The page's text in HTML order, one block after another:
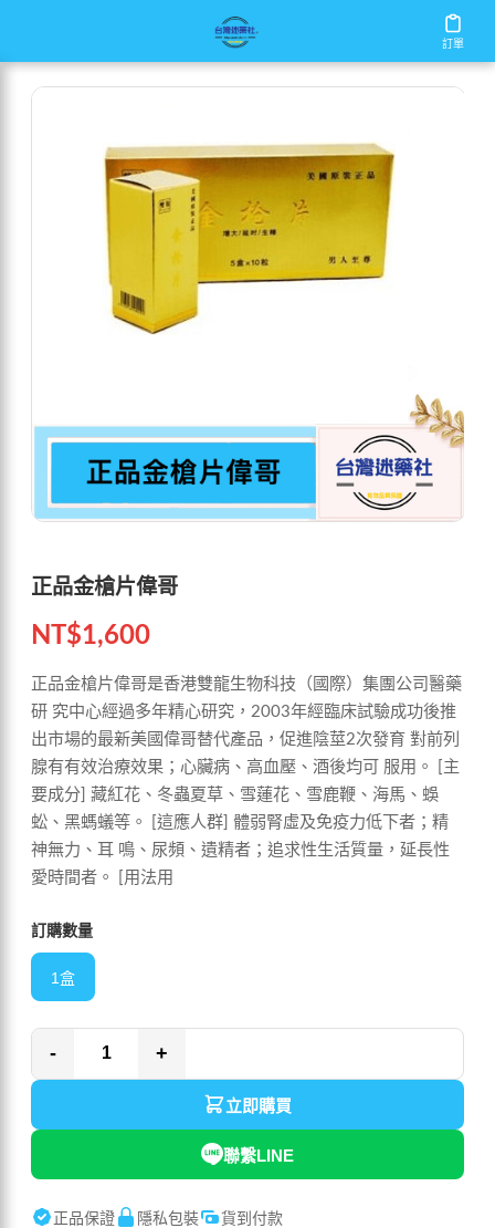
訂單
訂單
/ 正品金槍片偉哥
正品金槍片偉哥
NT$1,600
正品金槍片偉哥是香港雙龍生物科技（國際）集團公司醫藥
研 究中心經過多年精心研究，2003年經臨床試驗成功後推
出市場的最新美國偉哥替代產品，促進陰莖2次發育 對前列
腺有有效治療效果；心臟病、高血壓、酒後均可 服用。 [主
要成分] 藏紅花、冬蟲夏草、雪蓮花、雪鹿鞭、海馬、蜈
蚣、黑螞蟻等。 [這應人群] 體弱腎虛及免疫力低下者；精
神無力、耳 鳴、尿頻、遺精者；追求性生活質量，延長性
愛時間者。 [用法用
訂購數量
1盒
- +
立即購買
聯繫LINE
正品保證 隱私包裝 貨到付款